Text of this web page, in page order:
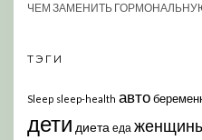
ЧЕМ ЗАМЕНИТЬ
ТЭГИ
Sleep sleep-health авто
дети диета еда